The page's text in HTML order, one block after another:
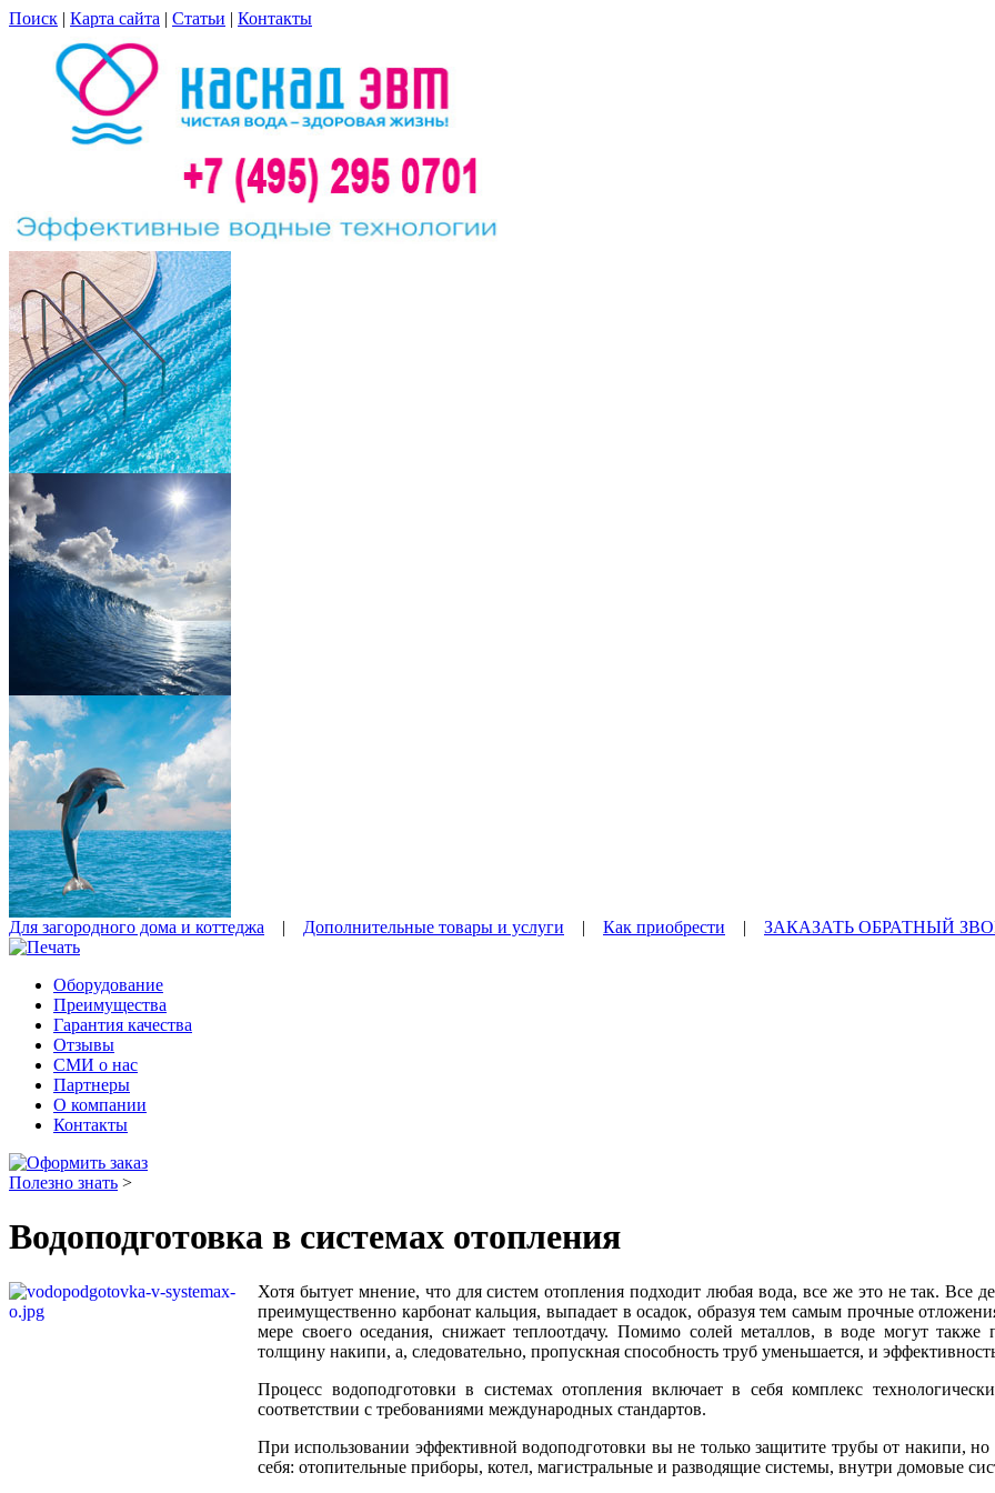
Поиск | Карта сайта | Статьи | Контакты
Для загородного дома и коттеджа | Дополнительные товары и услуги | Как приобрести | ЗАКАЗАТЬ ОБРАТНЫЙ
Оборудование
Преимущества
Гарантия качества
Отзывы
СМИ о нас
Партнеры
О компании
Контакты
Полезно знать >
Водоподготовка в системах отопления
Хотя бытует мнение, что для систем отопления подходит любая вода, все же это не так. Все
преимущественно карбонат кальция, выпадает в осадок, образуя тем самым прочные
мере своего оседания, снижает теплоотдачу. Помимо солей металлов, в воде могут
толщину накипи, а, следовательно, пропускная способность труб уменьшается, и
Процесс водоподготовки в системах отопления включает в себя комплекс
соответствии с требованиями международных стандартов.
При использовании эффективной водоподготовки вы не только защитите трубы от накипи,
себя: отопительные приборы, котел, магистральные и разводящие системы, внутри домовые